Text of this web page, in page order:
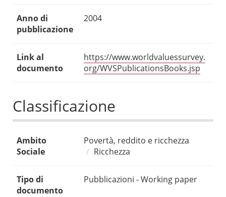
Anno di
pubblicazione
2004
Link al
documento
https://www.worldvaluessurvey.
org/WVSPublicationsBooks.jsp
Classificazione
Ambito
Sociale
Povertà, reddito e ricchezza
Ricchezza
Tipo di
documento
Pubblicazioni - Working paper